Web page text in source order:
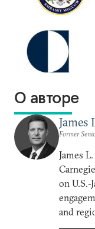
О авторе
James
Former
James
on U.S.-
and